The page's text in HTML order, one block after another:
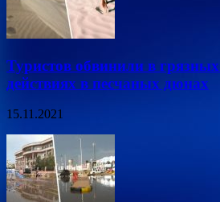
Туристов обвинили в
действиях в песчаных дюнах
15.11.2021